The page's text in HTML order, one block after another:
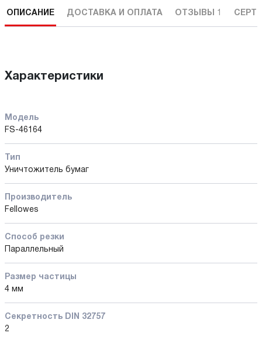
ОПИСАНИЕ ДОСТАВКА И ОПЛАТА ОТЗЫВЫ
Характеристики
Модель
FS-46164
Тип
Уничтожитель бумаг
Производитель
Fellowes
Способ резки
Параллельный
Размер частицы
4 мм
Секретность DIN 32757
2